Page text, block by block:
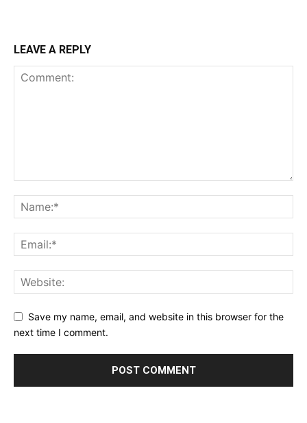
LEAVE A REPLY
Save my name, email, and website in this browser for the
next time I comment.